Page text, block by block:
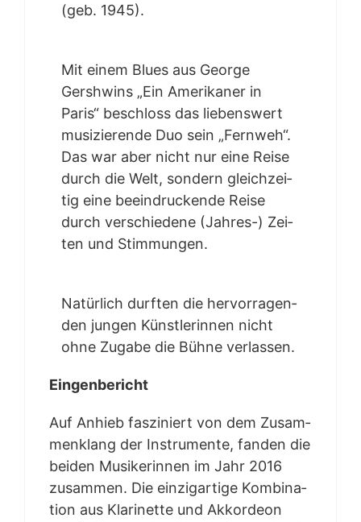
(geb. 1945).
Mit einem Blues aus Geor­ge
Gershwins „Ein Ame­ri­ka­ner in
Paris“ beschloss das lie­bens­wert
musi­zie­ren­de Duo sein „Fern­weh“.
Das war aber nicht nur eine Rei­se
durch die Welt, son­dern gleich­zei­
tig eine beein­dru­cken­de Rei­se
durch ver­schie­de­ne (Jah­res-) Zei­
ten und Stimmungen.
Natür­lich durf­ten die her­vor­ra­gen­
den jun­gen Künst­le­rin­nen nicht
ohne Zuga­be die Büh­ne verlassen.
Ein­gen­be­richt
Auf Anhieb fas­zi­niert von dem Zusam­
men­klang der Instru­men­te, fan­den die
bei­den Musi­ke­rin­nen im Jahr 2016
zusam­men. Die ein­zig­ar­ti­ge Kom­bi­na­
ti­on aus Kla­ri­net­te und Akkor­de­on